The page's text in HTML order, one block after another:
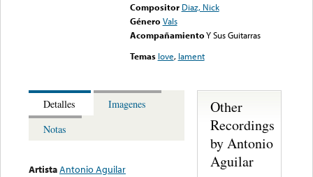
Compositor Diaz, Nick
Género Vals
AcompañamientoY Sus Guitarras
Temas love, lament
Detalles
Imagenes
Notas
ArtistaAntonio Aguilar
Other
Recordings
by Antonio
Aguilar